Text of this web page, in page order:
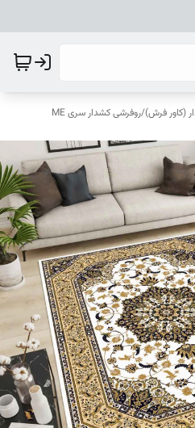
(کاور فرش)/روفرشی کشدار سری ME